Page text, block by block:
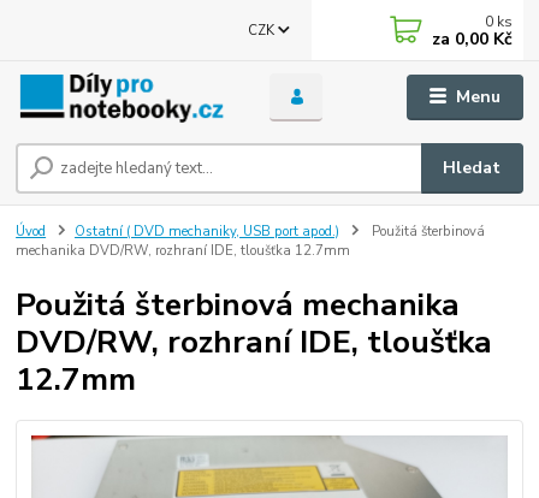
Menu
CZK
Hledat
0 ks
za 0,00 Kč
Úvod Ostatní ( DVD mechaniky, USB port apod.)
Použitá šterbinová
mechanika DVD/RW, rozhraní IDE, tloušťka 12.7mm
Použitá šterbinová mechanika
DVD/RW, rozhraní IDE, tloušťka
12.7mm